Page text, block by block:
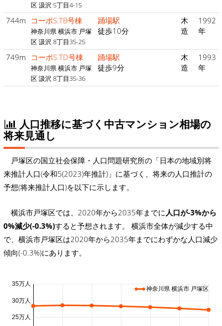
区 汲沢 5丁目4-15
744m コーポS.TB号棟
神奈川県 横浜市 戸塚
区 汲沢 8丁目35-25
踊場駅
徒歩10分
木
造
1992
年
749m コーポS.TD号棟
神奈川県 横浜市 戸塚
区 汲沢 8丁目35-36
踊場駅
徒歩9分
木
造
1993
年
人口推移に基づく中古マンション相場の
将来見通し
戸塚区の国立社会保障・人口問題研究所の「日本の地域別将
来推計人口(令和5(2023)年推計)」に基づく、将来の人口推計の
予想(将来推計人口)を以下に示します。
横浜市戸塚区では、2020年から2035年までに 人口が-3%から
0%減少(-0.3%)すると予想されます。 横浜市全体が減少する中
で、横浜市戸塚区は2020年から2035年までにわずかな人口減少
傾向(-0.3%)にあります。
25万人
30万人
35万人
神奈川県 横浜市 戸塚区